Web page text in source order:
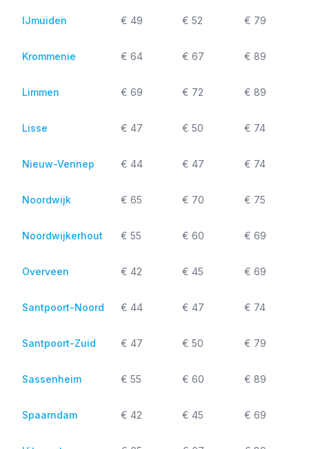
IJmuiden € 49 € 52 € 79
Krommenie € 64 € 67 € 89
Limmen € 69 € 72 € 89
Lisse € 47 € 50 € 74
Nieuw-Vennep € 44 € 47 € 74
Noordwijk € 65 € 70 € 75
Noordwijkerhout € 55 € 60 € 69
Overveen € 42 € 45 € 69
Santpoort-Noord € 44 € 47 € 74
Santpoort-Zuid € 47 € 50 € 79
Sassenheim € 55 € 60 € 89
Spaarndam € 42 € 45 € 69